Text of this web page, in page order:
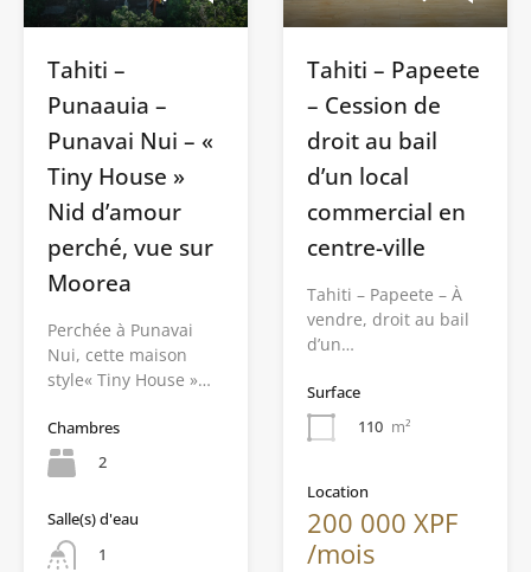
Tahiti –
Punaauia –
Punavai Nui – «
Tiny House »
Nid d’amour
perché, vue sur
Moorea
Perchée à Punavai
Nui, cette maison
style« Tiny House »…
Chambres
2
Salle(s) d'eau
1
Tahiti – Papeete
– Cession de
droit au bail
d’un local
commercial en
centre-ville
Tahiti – Papeete – À
vendre, droit au bail
d’un…
Surface
110 m²
Location
200 000 XPF
/mois